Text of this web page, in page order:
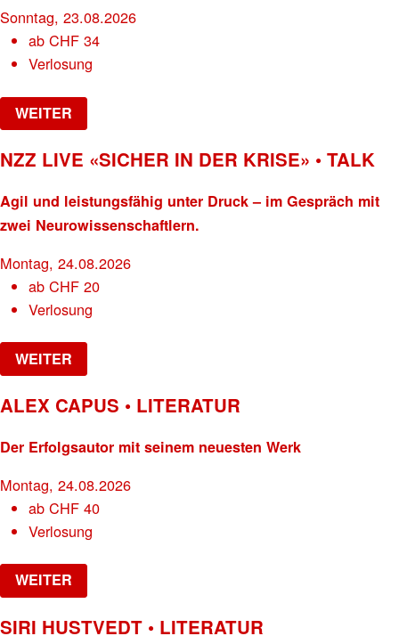
Sonntag, 23.08.2026
abCHF 34
Verlosung
WEITER
NZZ LIVE «SICHER IN DER KRISE» • TALK
Agil und leistungsfähig unter Druck – im Gespräch mit
zwei Neurowissenschaftlern.
Montag, 24.08.2026
abCHF 20
Verlosung
WEITER
ALEX CAPUS • LITERATUR
Der Erfolgsautor mit seinem neuesten Werk
Montag, 24.08.2026
abCHF 40
Verlosung
WEITER
SIRI HUSTVEDT • LITERATUR